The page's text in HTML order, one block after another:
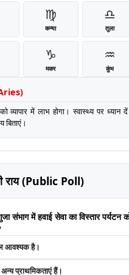
♍
कन्या
♎
तुला
♑
मकर
♒
कुंभ
)
में लाभ होगा। स्वास्थ्य पर ध्यान
बिताएं।
राय (Public Poll)
संभाग में हवाई सेवा का विस्तार पर्यटन
आवश्यक है।
प्राथमिकताएं हैं।